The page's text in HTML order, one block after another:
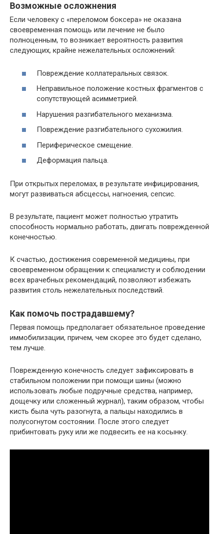
Возможные осложнения
Если человеку с «переломом боксера» не оказана
своевременная помощь или лечение не было
полноценным, то возникает вероятность развития
следующих, крайне нежелательных осложнений:
Повреждение коллатеральных связок.
Неправильное положение костных фрагментов с
сопутствующей асимметрией.
Нарушения разгибательного механизма.
Повреждение разгибательного сухожилия.
Периферическое смещение.
Деформация пальца.
При открытых переломах, в результате инфицирования,
могут развиваться абсцессы, нагноения, сепсис.
В результате, пациент может полностью утратить
способность нормально работать, двигать поврежденной
конечностью.
К счастью, достижения современной медицины, при
своевременном обращении к специалисту и соблюдении
всех врачебных рекомендаций, позволяют избежать
развития столь нежелательных последствий.
Как помочь пострадавшему?
Первая помощь предполагает обязательное проведение
иммобилизации, причем, чем скорее это будет сделано,
тем лучше.
Поврежденную конечность следует зафиксировать в
стабильном положении при помощи шины (можно
использовать любые подручные средства, например,
дощечку или сложенный журнал), таким образом, чтобы
кисть была чуть разогнута, а пальцы находились в
полусогнутом состоянии. После этого следует
прибинтовать руку или же подвесить ее на косынку.